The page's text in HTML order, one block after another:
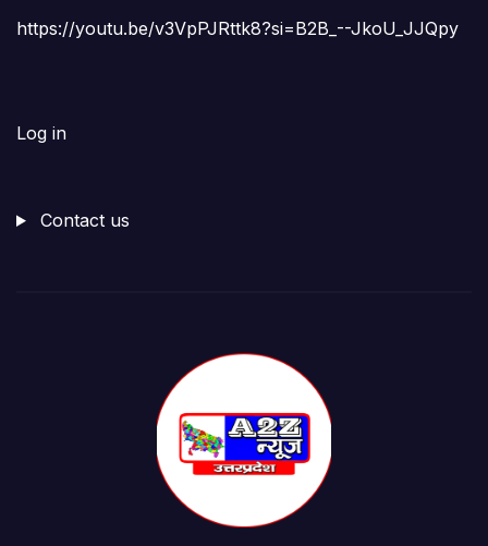
https://youtu.be/v3VpPJRttk8?si=B2B_--JkoU_JJQpy
Log in
Contact us